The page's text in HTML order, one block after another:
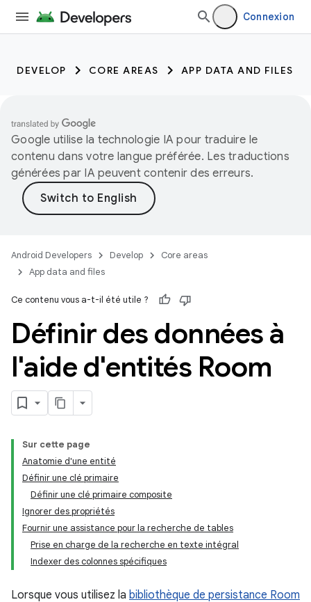
Connexion
DEVELOP CORE AREAS APP DATA AND FILES
Google utilise la technologie IA pour traduire le
contenu dans votre langue préférée. Les traductions
générées par IA peuvent contenir des erreurs.
Android Developers Develop
Core areas
App data and files
Ce contenu vous a-t-il été utile ?
Définir des données à
l'aide d'entités Room
Sur cette page
Anatomie d'une entité
Définir une clé primaire
Définir une clé primaire composite
Ignorer des propriétés
Fournir une assistance pour la recherche de tables
Prise en charge de la recherche en texte intégral
Indexer des colonnes spécifiques
Lorsque vous utilisez la bibliothèque de persistance Room